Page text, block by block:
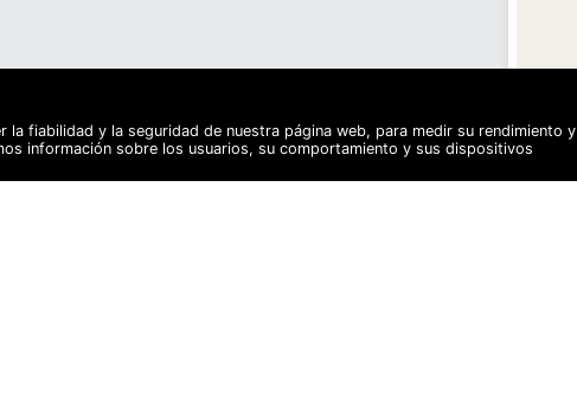
fiabilidad y la seguridad de nuestra página web, para medir su rendimiento y
información sobre los usuarios, su comportamiento y sus dispositivos